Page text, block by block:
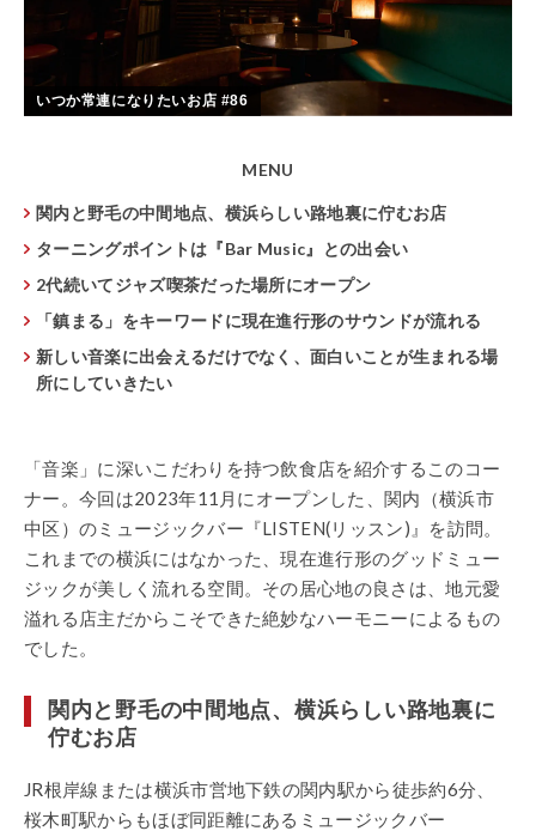
いつか常連になりたいお店 #86
MENU
関内と野毛の中間地点、横浜らしい路地裏に佇むお店
ターニングポイントは『Bar Music』との出会い
2代続いてジャズ喫茶だった場所にオープン
「鎮まる」をキーワードに現在進行形のサウンドが流れる
新しい音楽に出会えるだけでなく、面白いことが生まれる場
所にしていきたい
「音楽」に深いこだわりを持つ飲食店を紹介するこのコー
ナー。今回は2023年11月にオープンした、関内（横浜市
中区）のミュージックバー『LISTEN(リッスン)』を訪問。
これまでの横浜にはなかった、現在進行形のグッドミュー
ジックが美しく流れる空間。その居心地の良さは、地元愛
溢れる店主だからこそできた絶妙なハーモニーによるもの
でした。
関内と野毛の中間地点、横浜らしい路地裏に
佇むお店
JR根岸線または横浜市営地下鉄の関内駅から徒歩約6分、
桜木町駅からもほぼ同距離にあるミュージックバー